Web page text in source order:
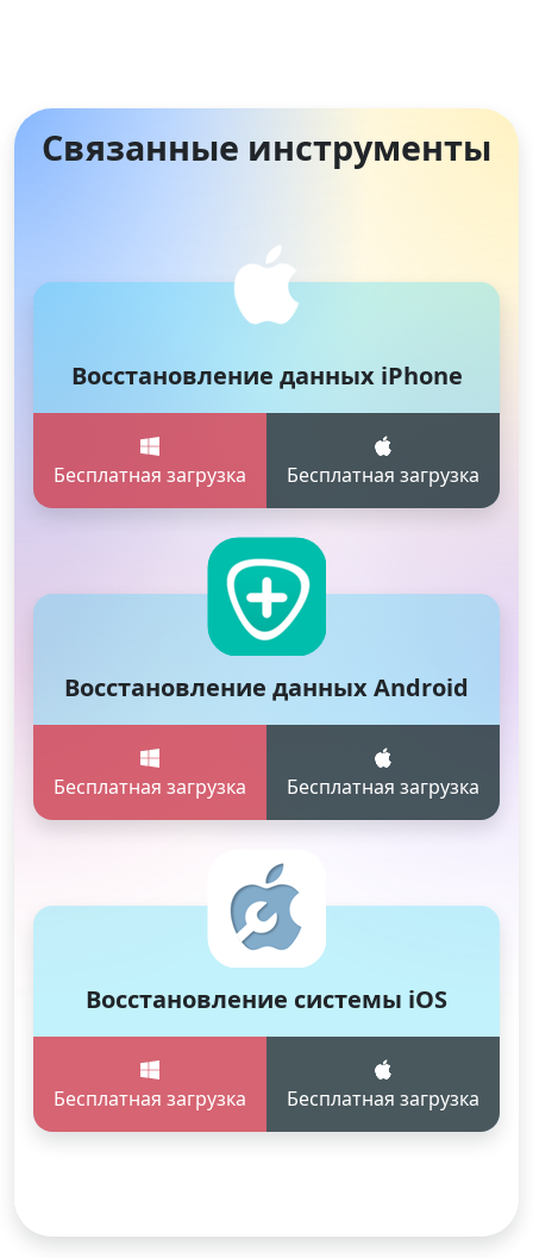
Связанные инструменты
Восстановление данных iPhone
Бесплатная загрузка Бесплатная загрузка
Восстановление данных Android
Бесплатная загрузка Бесплатная загрузка
Восстановление системы iOS
Бесплатная загрузка Бесплатная загрузка